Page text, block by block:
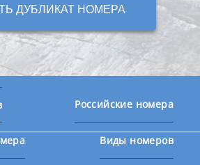
ДУБЛИКАТ НОМЕРА
Российские номера
Виды номеров